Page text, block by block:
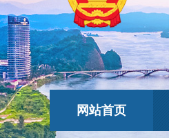
网站首页